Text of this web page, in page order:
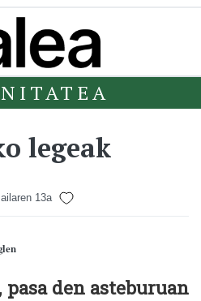
legeak
13a
den asteburuan